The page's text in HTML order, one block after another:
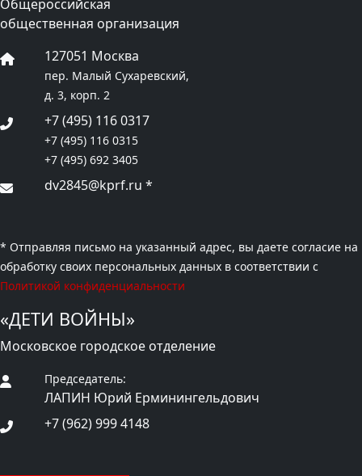
Общероссийская
общественная организация
127051 Москва
пер. Малый Сухаревский,
д. 3, корп. 2
+7 (495) 116 0317
+7 (495) 116 0315
+7 (495) 692 3405
dv2845@kprf.ru *
* Отправляя письмо на указанный адрес, вы даете согласие на
обработку своих персональных данных в соответствии с
Политикой конфиденциальности
«ДЕТИ ВОЙНЫ»
Московское городское отделение
Председатель:
ЛАПИН Юрий Ерминингельдович
+7 (962) 999 4148